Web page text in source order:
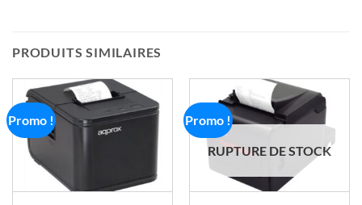
PRODUITS SIMILAIRES
Promo !
Promo !
RUPTURE DE STOCK